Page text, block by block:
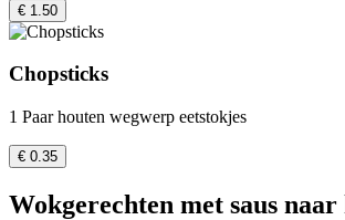
€ 1.50
Chopsticks
1 Paar houten wegwerp eetstokjes
€ 0.35
Wokgerechten met saus naar